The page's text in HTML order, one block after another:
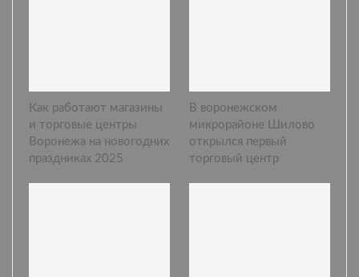
Как работают магазины
и торговые центры
Воронежа на новогодних
праздниках 2025
В воронежском
микрорайоне Шилово
открылся первый
торговый центр